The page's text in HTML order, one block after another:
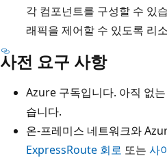
각 컴포넌트를 구성할 수 있
래픽을 제어할 수 있도록 리
사전 요구 사항
Azure 구독입니다. 아직 없
습니다.
온-프레미스 네트워크와
ExpressRoute 회로 또는 사